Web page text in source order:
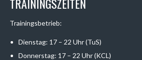
TRAININGSZEITEN
Trainingsbetrieb:
Dienstag: 17 – 22 Uhr (TuS)
Donnerstag: 17 – 22 Uhr (KCL)